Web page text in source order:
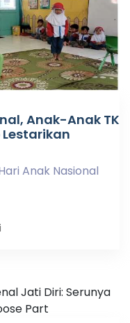
Anak-Anak TK
Anak Nasional